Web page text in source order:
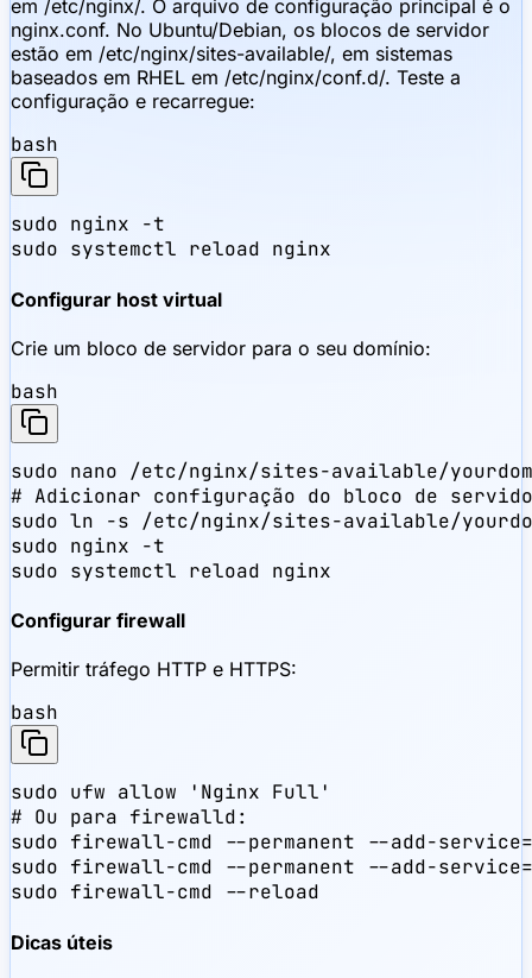
em /etc/nginx/. O arquivo de configuração principal é o
nginx.conf. No Ubuntu/Debian, os blocos de servidor
estão em /etc/nginx/sites-available/, em sistemas
baseados em RHEL em /etc/nginx/conf.d/. Teste a
configuração e recarregue:
bash
sudo nginx -t
sudo systemctl reload nginx
Configurar host virtual
Crie um bloco de servidor para o seu domínio:
bash
sudo nano /etc/nginx/sites-available/
# Adicionar configuração do bloco de
sudo ln -s /etc/nginx/sites-available/
sudo nginx -t
sudo systemctl reload nginx
Configurar firewall
Permitir tráfego HTTP e HTTPS:
bash
sudo ufw allow 'Nginx Full'
# Ou para firewalld:
sudo firewall-cmd --permanent --add-
sudo firewall-cmd --permanent --add-
sudo firewall-cmd --reload
Dicas úteis